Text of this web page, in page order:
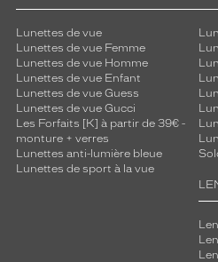
Lunettes de vue
Lunettes de vue Femme
Lunettes de vue Homme
Lunettes de vue Enfant
Lunettes de vue Guess
Lunettes de vue Gucci
Les Forfaits [K] à partir de 39€ -
monture + verres
Lunettes anti-lumière bleue
Lunettes de sport à la vue